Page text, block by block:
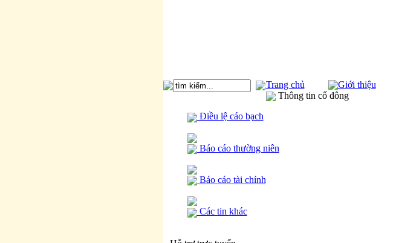
Trang chủ Giới thiệu
Thông tin cổ đông
Điều lệ cáo bạch
Báo cáo thường niên
Báo cáo tài chính
Các tin khác